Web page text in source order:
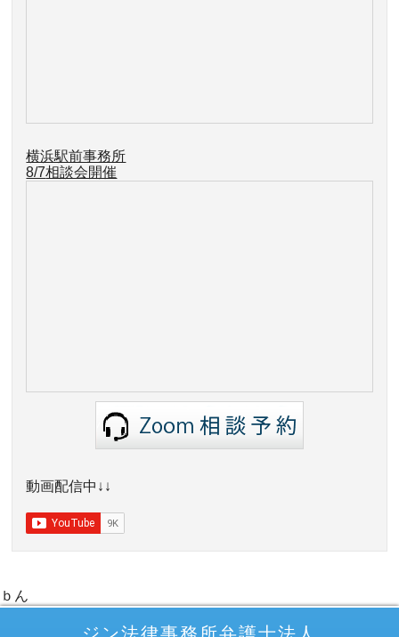
横浜駅前事務所
8/7相談会開催
動画配信中↓↓
ｂん